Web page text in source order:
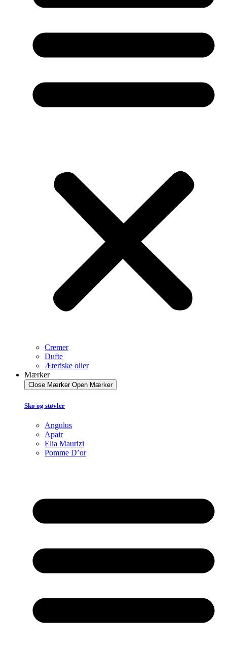
Cremer
Dufte
Æteriske olier
Mærker
Close Mærker Open Mærker
Sko og støvler
Angulus
Apair
Elia Maurizi
Pomme D’or